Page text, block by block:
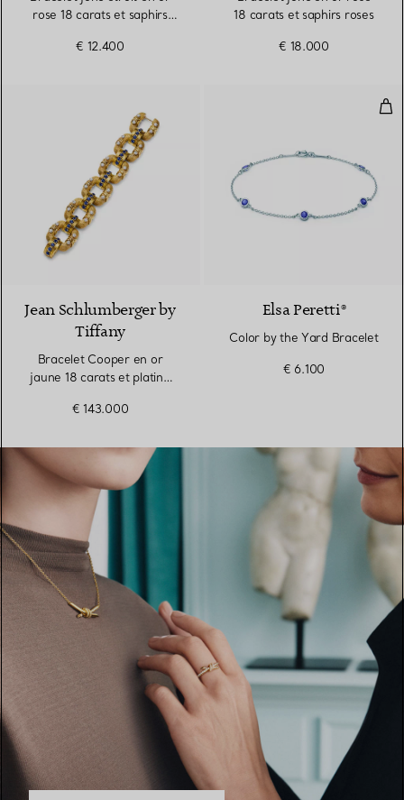
rose 18 carats et saphirs
€ 12.400
18 carats et saphirs roses
€ 18.000
Jean Schlumberger by
Tiffany
Bracelet Cooper en or
jaune 18 carats et platine
€ 143.000
Elsa Peretti®
Color by the Yard Bracelet
€ 6.100